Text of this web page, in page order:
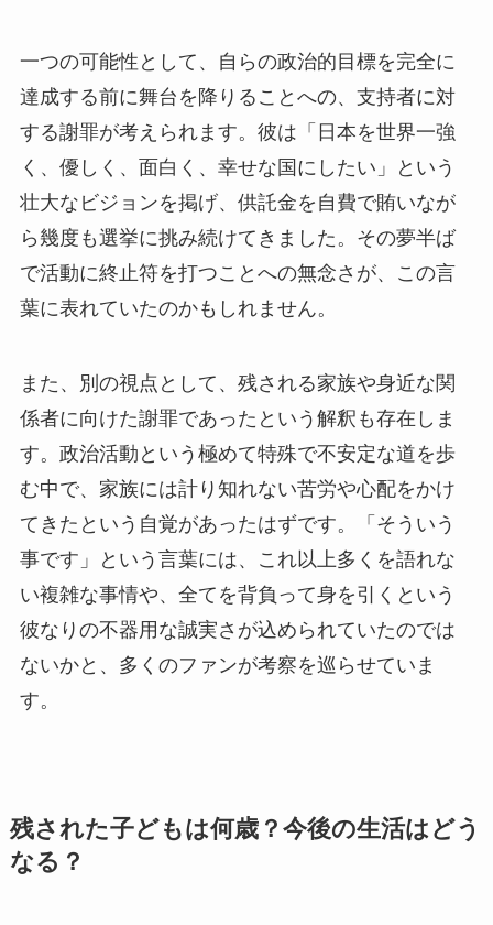
一つの可能性として、自らの政治的目標を完全に
達成する前に舞台を降りることへの、支持者に対
する謝罪が考えられます。彼は「日本を世界一強
く、優しく、面白く、幸せな国にしたい」という
壮大なビジョンを掲げ、供託金を自費で賄いなが
ら幾度も選挙に挑み続けてきました。その夢半ば
で活動に終止符を打つことへの無念さが、この言
葉に表れていたのかもしれません。
また、別の視点として、残される家族や身近な関
係者に向けた謝罪であったという解釈も存在しま
す。政治活動という極めて特殊で不安定な道を歩
む中で、家族には計り知れない苦労や心配をかけ
てきたという自覚があったはずです。「そういう
事です」という言葉には、これ以上多くを語れな
い複雑な事情や、全てを背負って身を引くという
彼なりの不器用な誠実さが込められていたのでは
ないかと、多くのファンが考察を巡らせていま
す。
残された子どもは何歳？今後の生活はどう
なる？